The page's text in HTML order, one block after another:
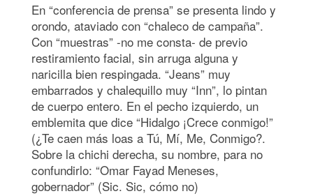
En “conferencia de prensa” se presenta lindo y
orondo, ataviado con “chaleco de campaña”.
Con “muestras” -no me consta- de previo
restiramiento facial, sin arruga alguna y
naricilla bien respingada. “Jeans” muy
embarrados y chalequillo muy “Inn”, lo pintan
de cuerpo entero. En el pecho izquierdo, un
emblemita que dice “Hidalgo ¡Crece conmigo!”
(¿Te caen más loas a Tú, Mí, Me, Conmigo?.
Sobre la chichi derecha, su nombre, para no
confundirlo: “Omar Fayad Meneses,
gobernador” (Sic. Sic, cómo no)